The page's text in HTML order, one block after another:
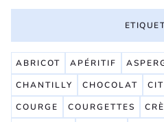
ABRICOT APÉRITIF
CHANTILLY
CHOCOLAT
COURGE
COURGETTES